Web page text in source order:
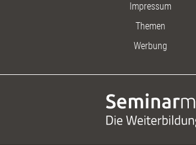
Impressum
Themen
Werbung